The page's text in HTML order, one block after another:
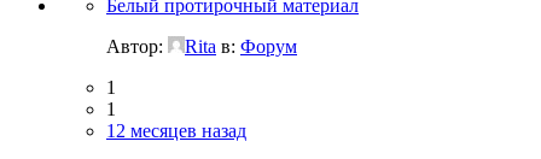
Белый протирочный материал
Автор:
Rita в: Форум
1
1
12 месяцев назад